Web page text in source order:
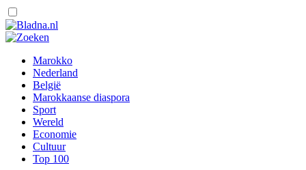
Marokko
Nederland
België
Marokkaanse diaspora
Sport
Wereld
Economie
Cultuur
Top 100